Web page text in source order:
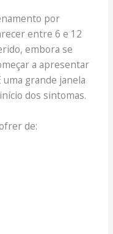
por
entre 6 e 12
embora se
a apresentar
grande janela
dos sintomas.
de: